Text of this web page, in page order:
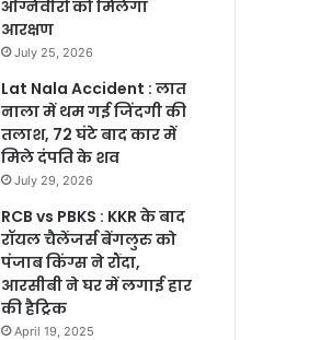
अग्निवीरों को मिलेगा
आरक्षण
July 25, 2026
Lat Nala Accident : लात
नाला में थम गई जिंदगी की
तलाश, 72 घंटे बाद कार में
मिले दंपति के शव
July 29, 2026
RCB vs PBKS : KKR के बाद
रॉयल चैलेंजर्स बेंगलुरु को
पंजाब किंग्स ने रौंदा,
आरसीबी ने घर में लगाई हार
की हैट्रिक
April 19, 2025